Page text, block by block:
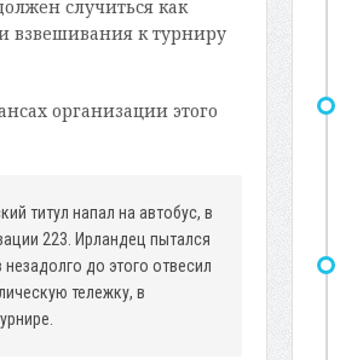
случиться как
взвешивания к турниру
организации этого
титул напал на автобус, в
223. Ирландец пытался
до этого отвесил
тележку, в